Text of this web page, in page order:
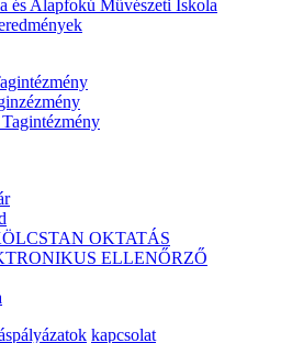
OKTATÁS
ELLENŐRZŐ
kapcsolat